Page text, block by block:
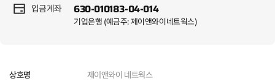
입금계좌 630-010183-04-014
기업은행 (예금주: 제이앤와이네트웍스)
상호명 제이앤와이 네트웍스